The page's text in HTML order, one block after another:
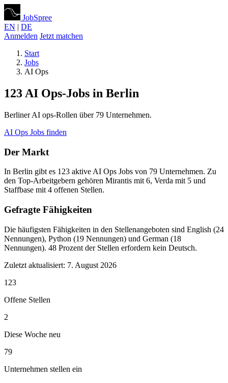
JobSpree
EN | DE
Anmelden Jetzt matchen
Start
Jobs
AI Ops
123 AI Ops-Jobs in Berlin
Berliner AI ops-Rollen über 79 Unternehmen.
AI Ops Jobs finden
Der Markt
In Berlin gibt es 123 aktive AI Ops Jobs von 79 Unternehmen. Zu
den Top-Arbeitgebern gehören Mirantis mit 6, Verda mit 5 und
Staffbase mit 4 offenen Stellen.
Gefragte Fähigkeiten
Die häufigsten Fähigkeiten in den Stellenangeboten sind English (24
Nennungen), Python (19 Nennungen) und German (18
Nennungen). 48 Prozent der Stellen erfordern kein Deutsch.
Zuletzt aktualisiert: 7. August 2026
123
Offene Stellen
2
Diese Woche neu
79
Unternehmen stellen ein